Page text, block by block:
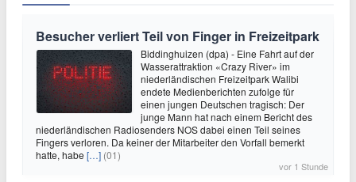
Besucher verliert Teil von Finger in Freizeitpark
Biddinghuizen (dpa) - Eine Fahrt auf der
Wasserattraktion «Crazy River» im
niederländischen Freizeitpark Walibi
endete Medienberichten zufolge für
einen jungen Deutschen tragisch: Der
junge Mann hat nach einem Bericht des
niederländischen Radiosenders NOS dabei einen Teil seines
Fingers verloren. Da keiner der Mitarbeiter den Vorfall bemerkt
hatte, habe […] (01)
vor 1 Stunde